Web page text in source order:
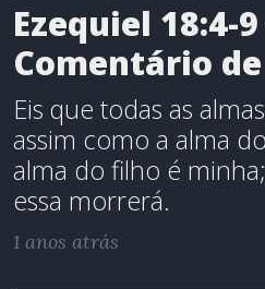
Ezequiel 18:4-9
Comentário
Eis que todas as
assim como a alma
alma do filho é
essa morrerá.
1 anos atrás